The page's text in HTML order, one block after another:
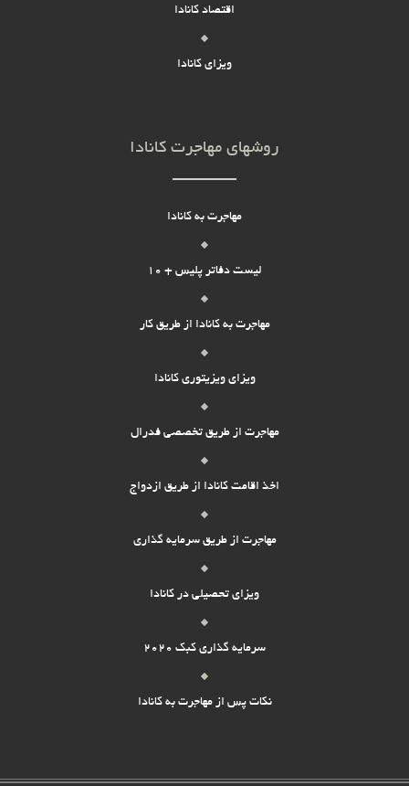
اقتصاد کانادا
ویزای کانادا
روشهای مهاجرت کانادا
مهاجرت به کانادا
لیست دفاتر پلیس + 10
مهاجرت به کانادا از طریق کار
ویزای ویزیتوری کانادا
مهاجرت از طریق تخصصی فدرال
اخذ اقامت کانادا از طریق ازدواج
مهاجرت از طریق سرمایه گذاری
ویزای تحصیلی در کانادا
سرمایه گذاری کبک 2020
نکات پس از مهاجرت به کانادا